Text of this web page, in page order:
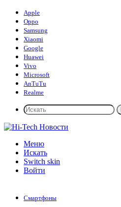
Apple
Oppo
Samsung
Xiaomi
Google
Huawei
Vivo
Microsoft
AnTuTu
Realme
Меню
Искать
Switch skin
Войти
Смартфоны